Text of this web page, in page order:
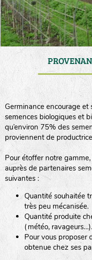
Germinance encourage
semences biologiques et
qu’environ 75% des
proviennent de
Pour étoffer notre
auprès de partenaires
suivantes :
Quantité souhaitée
très peu mécanisée.
Quantité produite
(météo, ravageurs…).
Pour vous proposer
obtenue chez ses
haies
zone sauvage